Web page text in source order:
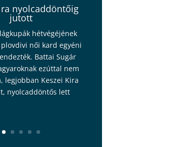
nyolcaddöntőig
jutott
hétvégéjének
női kard egyéni
Battai Sugár
ezúttal nem
legjobban Keszei Kira
nyolcaddöntős lett